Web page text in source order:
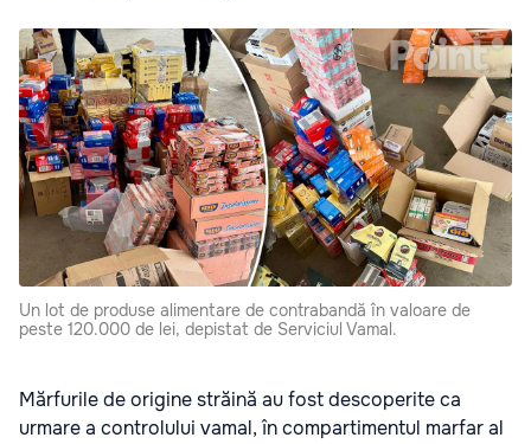
Un lot de produse alimentare de contrabandă în valoare de
peste 120.000 de lei, depistat de Serviciul Vamal.
Mărfurile de origine străină au fost descoperite ca
urmare a controlului vamal, în compartimentul marfar al